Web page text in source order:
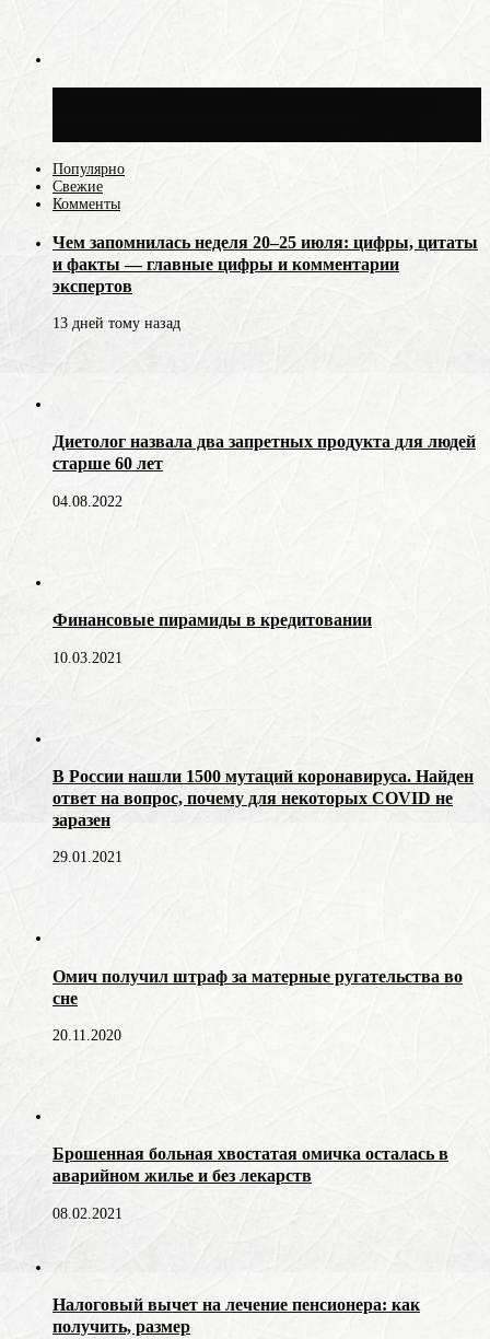
Популярно
Свежие
Комменты
Чем запомнилась неделя 20–25 июля: цифры, цитаты
и факты — главные цифры и комментарии
экспертов
13 дней тому назад
Диетолог назвала два запретных продукта для людей
старше 60 лет
04.08.2022
Финансовые пирамиды в кредитовании
10.03.2021
В России нашли 1500 мутаций коронавируса. Найден
ответ на вопрос, почему для некоторых COVID не
заразен
29.01.2021
Омич получил штраф за матерные ругательства во
сне
20.11.2020
Брошенная больная хвостатая омичка осталась в
аварийном жилье и без лекарств
08.02.2021
Налоговый вычет на лечение пенсионера: как
получить, размер